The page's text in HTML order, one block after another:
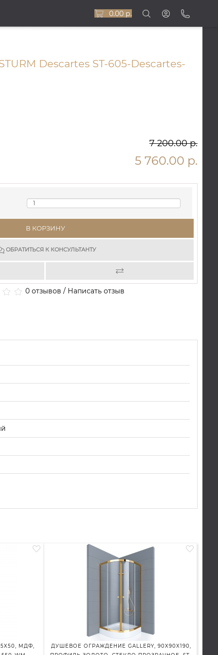
0.00 р.
Descartes ST-605-Descartes-
7 200.00 р.
5 760.00 р.
В КОРЗИНУ
ОБРАТИТЬСЯ К КОНСУЛЬТАНТУ
0 отзывов / Написать отзыв
МДФ,
ДУШЕВОЕ ОГРАЖДЕНИЕ GALLERY, 90X90X190,